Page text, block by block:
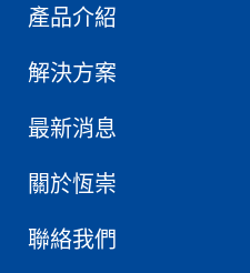
產品介紹
解決方案
最新消息
關於恆崇
聯絡我們